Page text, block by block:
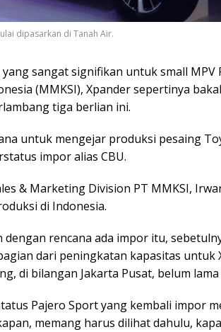
dipasarkan di Tanah Air.
sangat signifikan untuk small
(MMKSI), Xpander sepertinya
tiga berlian ini.
untuk mengejar produksi pesaing
impor alias CBU.
& Marketing Division PT MMKSI,
di Indonesia.
dengan rencana ada impor itu,
dari peningkatan kapasitas untuk
di bilangan Jakarta Pusat, belum lama
Pajero Sport yang kembali impor
memang harus dilihat dahulu,